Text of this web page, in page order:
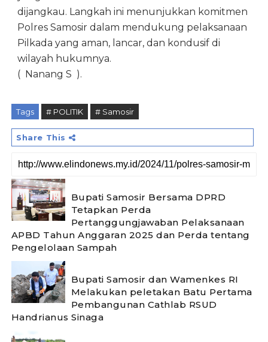
dijangkau. Langkah ini menunjukkan komitmen
Polres Samosir dalam mendukung pelaksanaan
Pilkada yang aman, lancar, dan kondusif di
wilayah hukumnya.
( Nanang S ).
Tags # POLITIK # Samosir
Share This
Bupati Samosir Bersama DPRD
Tetapkan Perda
Pertanggungjawaban Pelaksanaan
APBD Tahun Anggaran 2025 dan Perda tentang
Pengelolaan Sampah
Bupati Samosir dan Wamenkes RI
Melakukan peletakan Batu Pertama
Pembangunan Cathlab RSUD
Handrianus Sinaga